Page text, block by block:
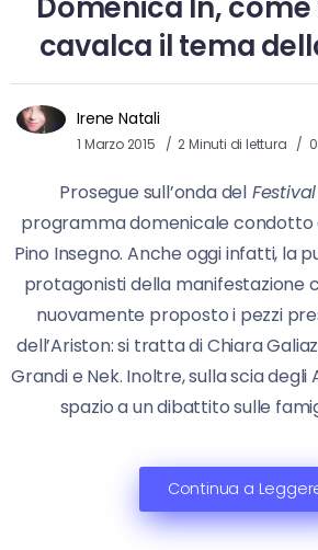
Domenica In,
cavalca il tema
Irene Natali
1 Marzo 2015 2 Minuti di lettura
Prosegue sull’onda del
programma domenicale condotto
Pino Insegno. Anche oggi infatti, la
protagonisti della manifestazione
nuovamente proposto i pezzi
dell’Ariston: si tratta di Chiara
Grandi e Nek. Inoltre, sulla scia
spazio a un dibattito sulle
Continua a